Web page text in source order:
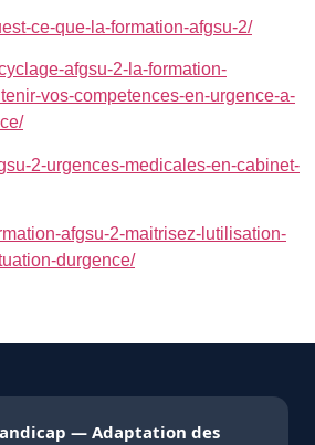
ce-que-la-formation-afgsu-2/
afgsu-2-la-formation-
vos-competences-en-urgence-a-
2-urgences-medicales-en-cabinet-
afgsu-2-maitrisez-lutilisation-
durgence/
— Adaptation des